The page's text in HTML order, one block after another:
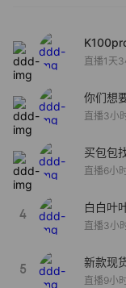
新品预
直播1天
你们想
包！终
意！
直播3小
买包包
当,一折
直播6小
4
白白叶
类好物
直播3小
5
新款现
～
直播9小